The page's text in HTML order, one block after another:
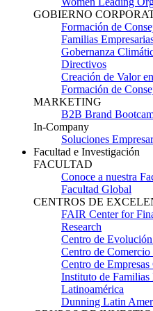
GOBIERNO
Formación de
Familias
Gobernanza
Directivos
Creación de Valor
Formación de
MARKETING
B2B Brand
In-Company
Soluciones
Facultad e Investigación
FACULTAD
Conoce a nuestra
Facultad Global
CENTROS DE
FAIR Center for
Research
Centro de
Centro de Comercio
Centro de Empresas
Instituto de
Latinoamérica
Dunning Latin